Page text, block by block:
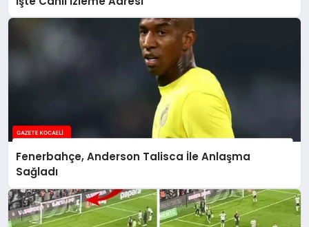
Fenerbahçe, Anderson Talisca İle Anlaşma
Sağladı